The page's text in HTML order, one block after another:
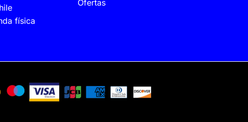
física
Ofertas